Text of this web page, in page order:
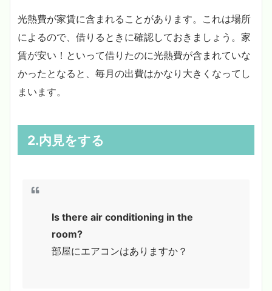
光熱費が家賃に含まれることがあります。これは場所
によるので、借りるときに確認しておきましょう。家
賃が安い！といって借りたのに光熱費が含まれていな
かったとなると、毎月の出費はかなり大きくなってし
まいます。
2.内見をする
Is there air conditioning in the
room?
部屋にエアコンはありますか？